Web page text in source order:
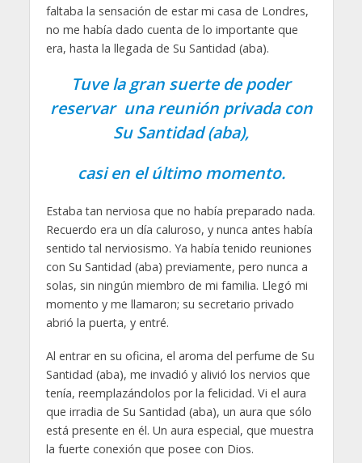
faltaba la sensación de estar mi casa de Londres,
no me había dado cuenta de lo importante que
era, hasta la llegada de Su Santidad (aba).
Tuve la gran suerte de poder
reservar una reunión privada con
Su Santidad (aba),
casi en el último momento.
Estaba tan nerviosa que no había preparado nada.
Recuerdo era un día caluroso, y nunca antes había
sentido tal nerviosismo. Ya había tenido reuniones
con Su Santidad (aba) previamente, pero nunca a
solas, sin ningún miembro de mi familia. Llegó mi
momento y me llamaron; su secretario privado
abrió la puerta, y entré.
Al entrar en su oficina, el aroma del perfume de Su
Santidad (aba), me invadió y alivió los nervios que
tenía, reemplazándolos por la felicidad. Vi el aura
que irradia de Su Santidad (aba), un aura que sólo
está presente en él. Un aura especial, que muestra
la fuerte conexión que posee con Dios.